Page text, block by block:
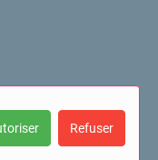
Refuser